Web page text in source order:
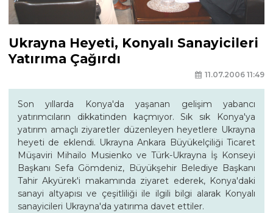
Ukrayna Heyeti, Konyalı Sanayicileri
Yatırıma Çağırdı
11.07.2006 11:49
Son yıllarda Konya'da yaşanan gelişim yabancı
yatırımcıların dikkatinden kaçmıyor. Sık sık Konya'ya
yatırım amaçlı ziyaretler düzenleyen heyetlere Ukrayna
heyeti de eklendi. Ukrayna Ankara Büyükelçiliği Ticaret
Müşaviri Mihailo Musienko ve Türk-Ukrayna İş Konseyi
Başkanı Sefa Gömdeniz, Büyükşehir Belediye Başkanı
Tahir Akyürek'i makamında ziyaret ederek, Konya'daki
sanayi altyapısı ve çeşitliliği ile ilgili bilgi alarak Konyalı
sanayicileri Ukrayna'da yatırıma davet ettiler.